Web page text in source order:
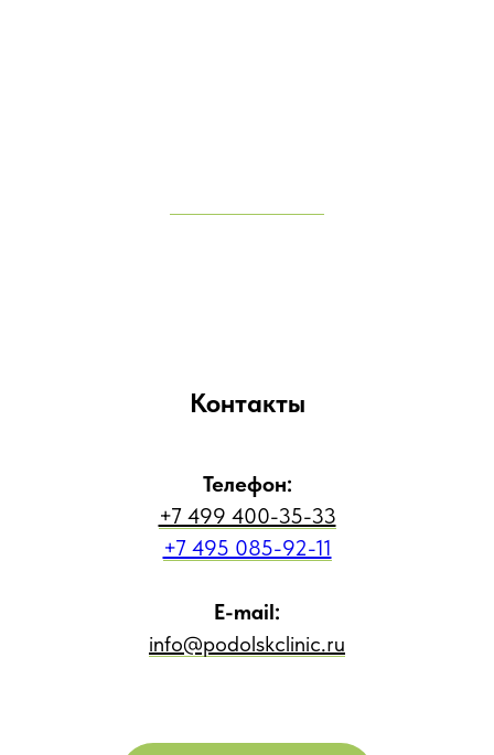
Контакты
Телефон:
+7 499 400-35-33
+7 495 085-92-11
E-mail:
info@podolskclinic.ru